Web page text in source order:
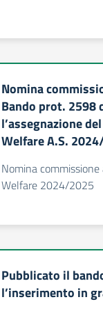
Nomina
Bando prot.
l’assegnazione
Welfare A.S.
Nomina
Welfare 2024/2025
Pubblicato il
l’inserimento in